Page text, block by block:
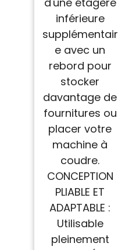
inférieure
supplémentair
e avec un
rebord pour
stocker
davantage de
fournitures ou
placer votre
machine à
coudre.
CONCEPTION
PLIABLE ET
ADAPTABLE :
Utilisable
pleinement